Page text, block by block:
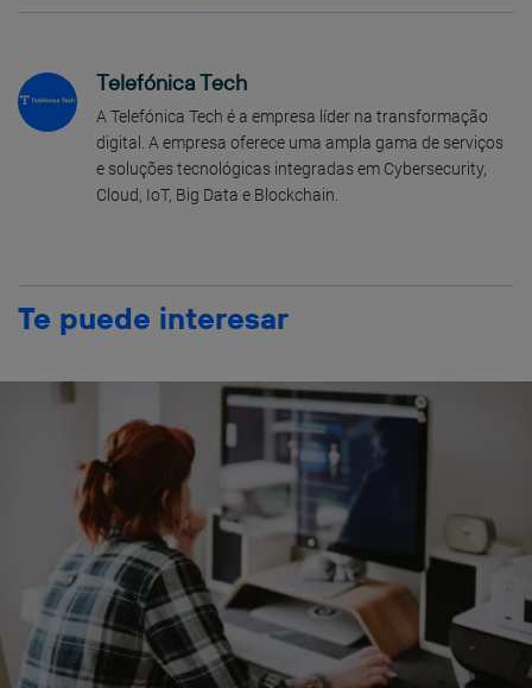
Telefónica Tech
A Telefónica Tech é a empresa líder na transformação
digital. A empresa oferece uma ampla gama de serviços
e soluções tecnológicas integradas em Cybersecurity,
Cloud, IoT, Big Data e Blockchain.
Te puede interesar